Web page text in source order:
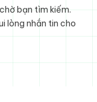
bạn tìm kiếm.
lòng nhắn tin cho